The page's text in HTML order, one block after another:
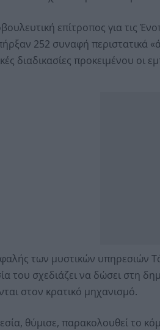
επίτροπος για τις
252 συναφή περιστατικά
διαδικασίες προκειμένου οι
των μυστικών υπηρεσιών
του σχεδιάζει να δώσει στη
στον κρατικό μηχανισμό.
θύμισε, παρακολουθεί το